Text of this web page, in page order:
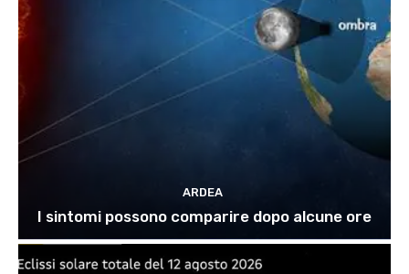
ARDEA
I sintomi possono comparire dopo alcune ore